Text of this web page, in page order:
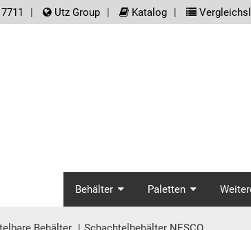
Utz Group Katalog
Behälter Paletten